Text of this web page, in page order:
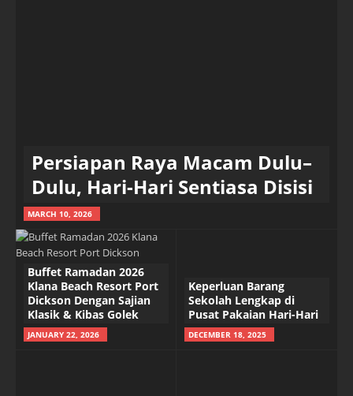
Persiapan Raya Macam Dulu–
Dulu, Hari-Hari Sentiasa Disisi
MARCH 10, 2026
Buffet Ramadan 2026
Klana Beach Resort Port
Dickson Dengan Sajian
Klasik & Kibas Golek
JANUARY 22, 2026
Keperluan Barang
Sekolah Lengkap di
Pusat Pakaian Hari-Hari
DECEMBER 18, 2025